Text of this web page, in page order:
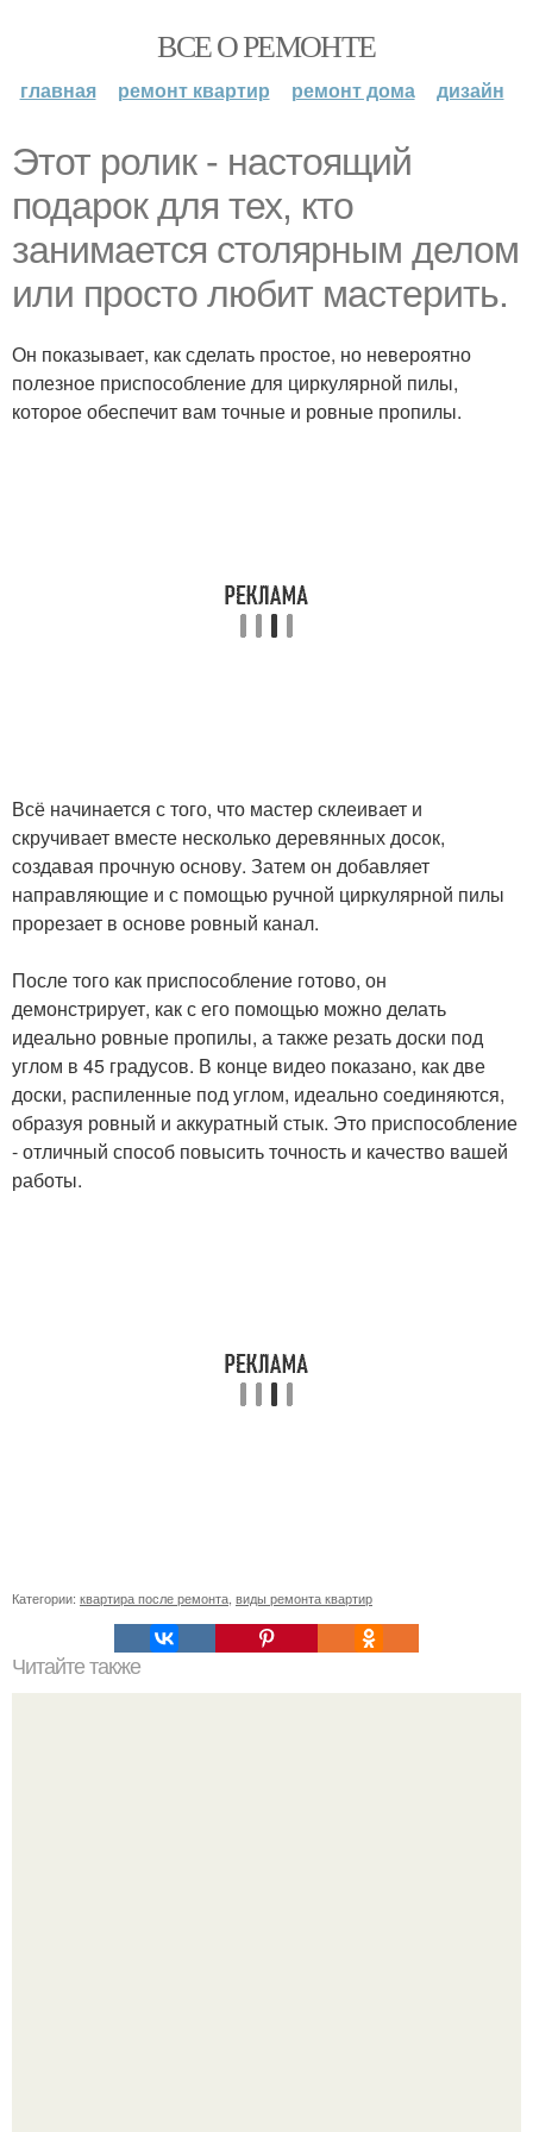
ВСЕ О РЕМОНТЕ
главная ремонт квартир ремонт дома дизайн
Этот ролик - настоящий
подарок для тех, кто
занимается столярным делом
или просто любит мастерить.
Он показывает, как сделать простое, но невероятно
полезное приспособление для циркулярной пилы,
которое обеспечит вам точные и ровные пропилы.
Всё начинается с того, что мастер склеивает и
скручивает вместе несколько деревянных досок,
создавая прочную основу. Затем он добавляет
направляющие и с помощью ручной циркулярной пилы
прорезает в основе ровный канал.
После того как приспособление готово, он
демонстрирует, как с его помощью можно делать
идеально ровные пропилы, а также резать доски под
углом в 45 градусов. В конце видео показано, как две
доски, распиленные под углом, идеально соединяются,
образуя ровный и аккуратный стык. Это приспособление
- отличный способ повысить точность и качество вашей
работы.
Категории: квартира после ремонта виды ремонта квартир
Читайте также